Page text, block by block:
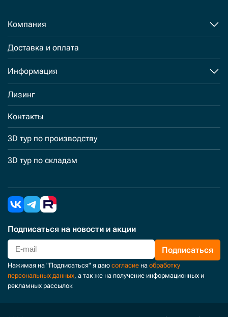
Компания
Доставка и оплата
Информация
Лизинг
Контакты
3D тур по производству
3D тур по складам
Подписаться на новости и акции
Подписаться
Нажимая на "Подписаться" я даю согласие на обработку
персональных данных, а так же на получение информационных и
рекламных рассылок